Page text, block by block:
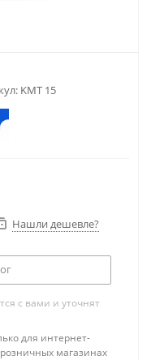
KMT 15
Нашли дешевле?
с вами и уточнят
для интернет-
магазинах